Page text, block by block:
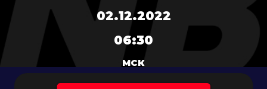
02.12.2022
06:30
МСК